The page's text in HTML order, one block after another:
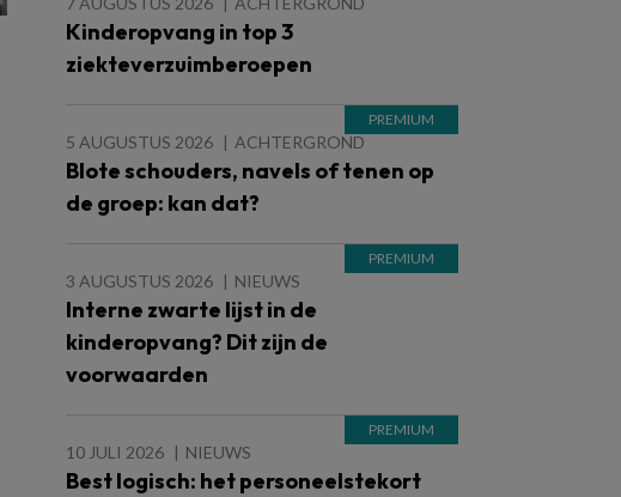
Kinderopvang in top 3
ziekteverzuimberoepen
5 AUGUSTUS 2026 ACHTERGROND
Blote schouders, navels of tenen op
de groep: kan dat?
3 AUGUSTUS 2026 NIEUWS
Interne zwarte lijst in de
kinderopvang? Dit zijn de
voorwaarden
10 JULI 2026 NIEUWS
Best logisch: het personeelstekort